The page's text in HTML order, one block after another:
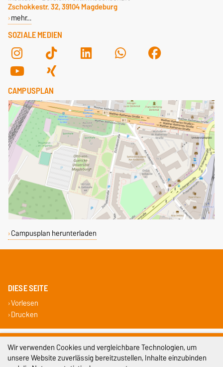
SOZIALE MEDIEN
Zschokkestr. 32, 39104 Magdeburg
mehr…
CAMPUSPLAN
Campusplan herunterladen
DIESE SEITE
Vorlesen
Drucken
Impressum
Datenschutz
Wir verwenden Cookies und vergleichbare Technologien, um
unsere Website zuverlässig bereitzustellen, Inhalte einzubinden